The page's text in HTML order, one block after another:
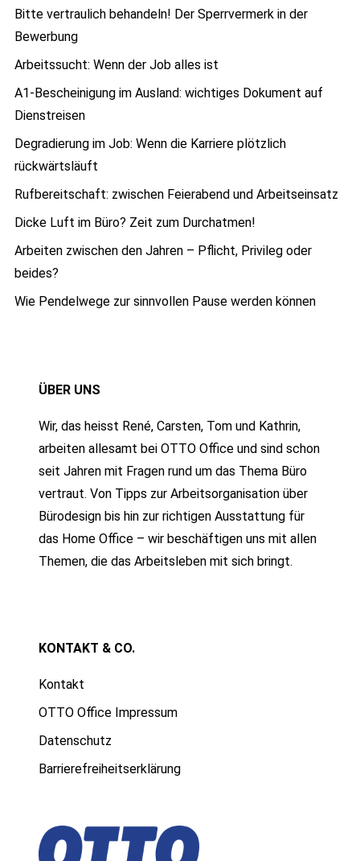
Bitte vertraulich behandeln! Der Sperrvermerk in der
Bewerbung
Arbeitssucht: Wenn der Job alles ist
A1-Bescheinigung im Ausland: wichtiges Dokument auf
Dienstreisen
Degradierung im Job: Wenn die Karriere plötzlich
rückwärtsläuft
Rufbereitschaft: zwischen Feierabend und Arbeitseinsatz
Dicke Luft im Büro? Zeit zum Durchatmen!
Arbeiten zwischen den Jahren – Pflicht, Privileg oder
beides?
Wie Pendelwege zur sinnvollen Pause werden können
ÜBER UNS
Wir, das heisst René, Carsten, Tom und Kathrin,
arbeiten allesamt bei OTTO Office und sind schon
seit Jahren mit Fragen rund um das Thema Büro
vertraut. Von Tipps zur Arbeitsorganisation über
Bürodesign bis hin zur richtigen Ausstattung für
das Home Office – wir beschäftigen uns mit allen
Themen, die das Arbeitsleben mit sich bringt.
KONTAKT & CO.
Kontakt
OTTO Office Impressum
Datenschutz
Barrierefreiheitserklärung